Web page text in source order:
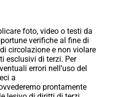
foto, video o testi da
verifiche al fine di
circolazione e non violare
esclusivi di terzi. Per
errori nell’uso del
a
prontamente